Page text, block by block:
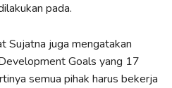
pada.
Sujatna juga mengatakan
Goals yang 17
semua pihak harus bekerja